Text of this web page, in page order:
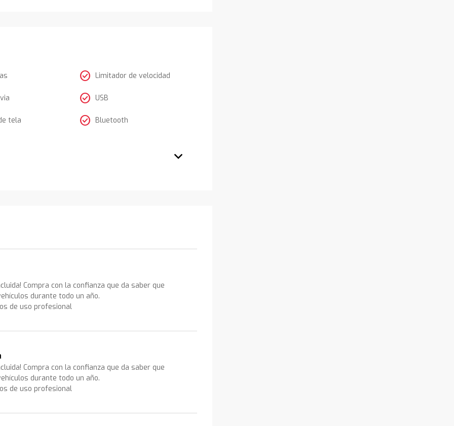
tela
check_circle Limitador de velocidad
check_circle USB
check_circle Bluetooth
Compra con la confianza que da saber que
durante todo un año.
de uso profesional
Compra con la confianza que da saber que
durante todo un año.
de uso profesional